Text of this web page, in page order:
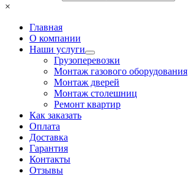
×
Главная
О компании
Наши услуги
Грузоперевозки
Монтаж газового оборудования
Монтаж дверей
Монтаж столешниц
Ремонт квартир
Как заказать
Оплата
Доставка
Гарантия
Контакты
Отзывы